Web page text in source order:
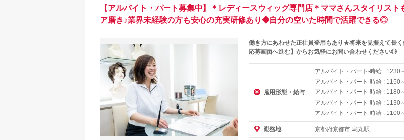
【アルバイト・パート募集中】＊レディースウィッグ専門店＊ママさんスタイリス
ア磨き♪業界未経験の方も安心の充実研修あり◆自分の空いた時間で活躍できる◎
働き方にあわせた正社員登用もあり★将来を見据えて長
応募画面へ進む】からお気軽にお問い合わせください◎
雇用形態・給与
アルバイト・パート-時給 : 1230
アルバイト・パート-時給 : 1150
アルバイト・パート-時給 : 1180
アルバイト・パート-時給 : 1130
アルバイト・パート-時給 : 1100
勤務地 京都府京都市 烏丸駅